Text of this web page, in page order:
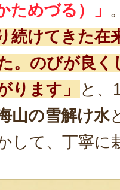
ためづる）」
続けてきた在
。のびが良
ります」
と、
山の雪解け水
して、丁寧に